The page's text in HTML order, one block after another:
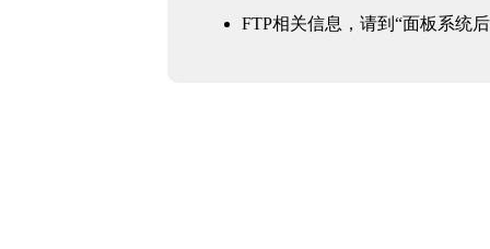
FTP相关信息，请到“面板系统